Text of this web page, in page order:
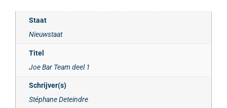
Staat
Nieuwstaat
Titel
Joe Bar Team deel 1
Schrijver(s)
Stéphane Deteindre